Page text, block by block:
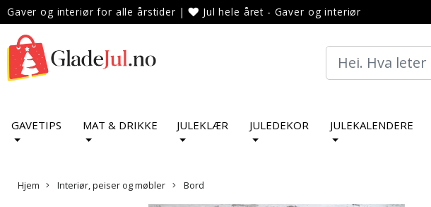
Gaver og interiør for alle årstider | Jul hele året - Gaver og interiør
GAVETIPS MAT & DRIKKE JULEKLÆR JULEDEKOR JULEKALENDERE
Hjem Interiør, peiser og møbler Bord